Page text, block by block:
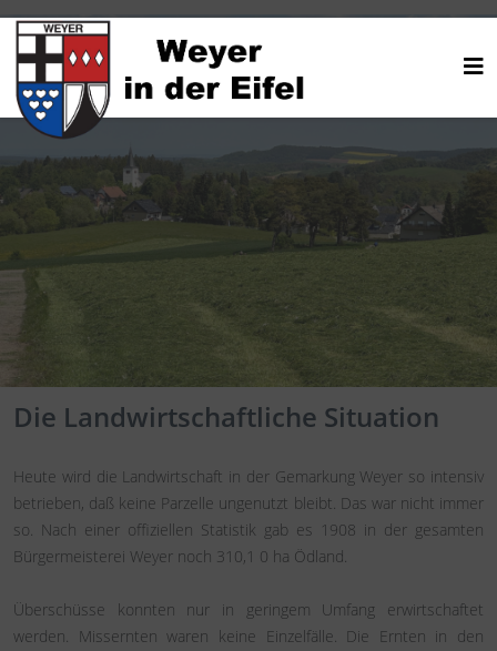
Die Landwirtschaftliche Situation
Heute wird die Landwirtschaft in der Gemarkung Weyer so intensiv
betrieben, daß keine Parzelle ungenutzt bleibt. Das war nicht immer
so. Nach einer offiziellen Statistik gab es 1908 in der gesamten
Bürgermeisterei Weyer noch 310,1 0 ha Ödland.
Überschüsse konnten nur in geringem Umfang erwirtschaftet
werden. Missernten waren keine Einzelfälle. Die Ernten in den